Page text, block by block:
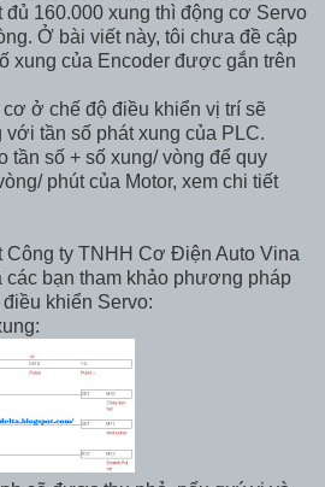
đủ 160.000 xung thì động cơ Servo
Ở bài viết này, tôi chưa đề cập
xung của Encoder được gắn trên
ở chế độ điều khiển vị trí sẽ
tần số phát xung của PLC.
tần số + số xung/ vòng để quy
phút của Motor, xem chi tiết
Công ty TNHH Cơ Điện Auto Vina
bạn tham khảo phương pháp
khiển Servo: